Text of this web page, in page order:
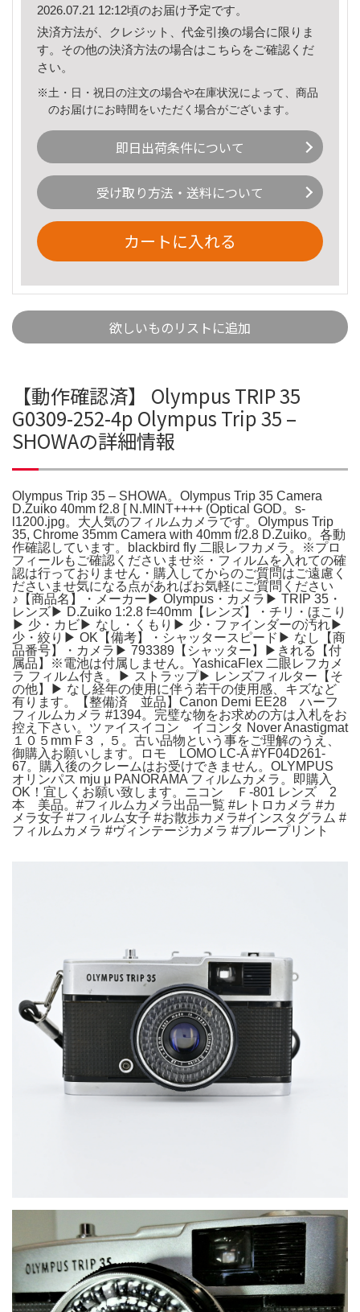
2026.07.21 12:12頃のお届け予定です。
決済方法が、クレジット、代金引換の場合に限りま
す。その他の決済方法の場合はこちら をご確認くだ
さい。
※土・日・祝日の注文の場合や在庫状況によって、商品
のお届けにお時間をいただく場合がございます。
即日出荷条件について
受け取り方法・送料について
カートに入れる
欲しいものリストに追加
【動作確認済】 Olympus TRIP 35
G0309-252-4p Olympus Trip 35 –
SHOWAの詳細情報
Olympus Trip 35 – SHOWA。Olympus Trip 35 Camera
D.Zuiko 40mm f2.8 [ N.MINT++++ (Optical GOD。s-
l1200.jpg。大人気のフィルムカメラです。Olympus Trip
35, Chrome 35mm Camera with 40mm f/2.8 D.Zuiko。各動
作確認しています。blackbird fly 二眼レフカメラ。※プロ
フィールもご確認くださいませ※・フィルムを入れての確
認は行っておりません・購入してからのご質問はご遠慮く
ださいませ気になる点があればお気軽にご質問ください
♪【商品名】・メーカー▶ Olympus・カメラ▶ TRIP 35・
レンズ▶ D.Zuiko 1:2.8 f=40mm【レンズ】・チリ・ほこり
▶ 少・カビ▶ なし・くもり▶ 少・ファインダーの汚れ▶
少・絞り▶ OK【備考】・シャッタースピード▶ なし【商
品番号】・カメラ▶ 793389【シャッター】▶きれる【付
属品】※電池は付属しません。YashicaFlex 二眼レフカメ
ラ フィルム付き。▶ ストラップ▶ レンズフィルター【そ
の他】▶ なし経年の使用に伴う若干の使用感、キズなど
有ります。【整備済 並品】Canon Demi EE28 ハーフ
フィルムカメラ #1394。完璧な物をお求めの方は入札をお
控え下さい。ツァイスイコン イコンタ Nover Anastigmat
１０５mm F３，５。古い品物という事をご理解のうえ、
御購入お願いします。ロモ LOMO LC-A #YF04D261-
67。購入後のクレームはお受けできません。OLYMPUS
オリンパス mju μ PANORAMA フィルムカメラ。即購入
OK！宜しくお願い致します。ニコン Ｆ-801 レンズ 2
本 美品。#フィルムカメラ出品一覧 #レトロカメラ #カ
メラ女子 #フィルム女子 #お散歩カメラ#インスタグラム #
フィルムカメラ #ヴィンテージカメラ #ブループリント